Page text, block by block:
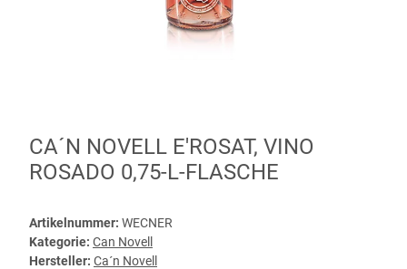
CA´N NOVELL E'ROSAT, VINO
ROSADO 0,75-L-FLASCHE
Artikelnummer: WECNER
Kategorie: Can Novell
Hersteller: Ca´n Novell